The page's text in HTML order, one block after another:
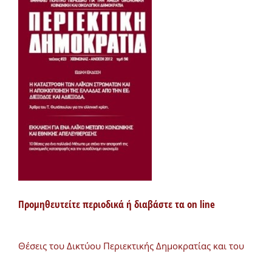
Προμηθευτείτε περιοδικά ή διαβάστε τα on line
Θέσεις του Δικτύου Περιεκτικής Δημοκρατίας και του